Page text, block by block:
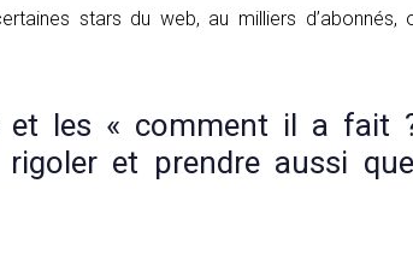
stars du web, au milliers
et les « comment il a fait
rigoler et prendre aussi